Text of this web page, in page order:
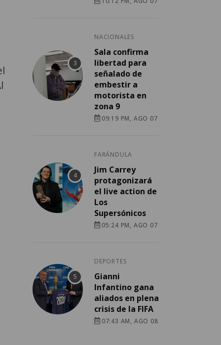
NACIONALES
Sala confirma
libertad para
señalado de
embestir a
motorista en
zona 9
09:19 PM, AGO 07
FARÁNDULA
Jim Carrey
protagonizará
el live action de
Los
Supersónicos
05:24 PM, AGO 07
DEPORTES
Gianni
Infantino gana
aliados en plena
crisis de la FIFA
07:43 AM, AGO 08